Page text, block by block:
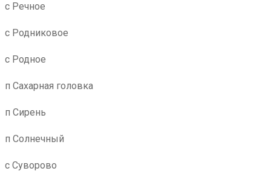
с Речное
с Родниковое
с Родное
п Сахарная головка
п Сирень
п Солнечный
с Суворово